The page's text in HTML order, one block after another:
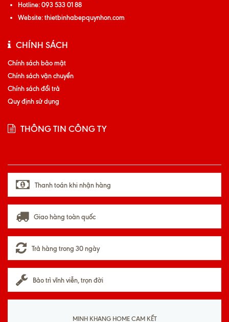
Hotline:093 533 01 88
Website:thietbinhabepquynhon.com
CHÍNH SÁCH
Chính sách bảo mật
Chính sách vận chuyển
Chính sách đổi trả
Quy định sử dụng
THÔNG TIN CÔNG TY
Thanh toán khi nhận hàng
Giao hàng toàn quốc
Trả hàng trong 30 ngày
Bảo trì vĩnh viễn, trọn đời
MINH KHANG HOME CAM KẾT